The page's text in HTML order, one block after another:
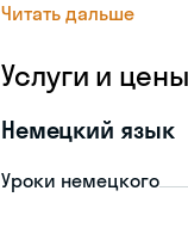
Читать дальше
Услуги и цены
Немецкий язык
Уроки немецкого